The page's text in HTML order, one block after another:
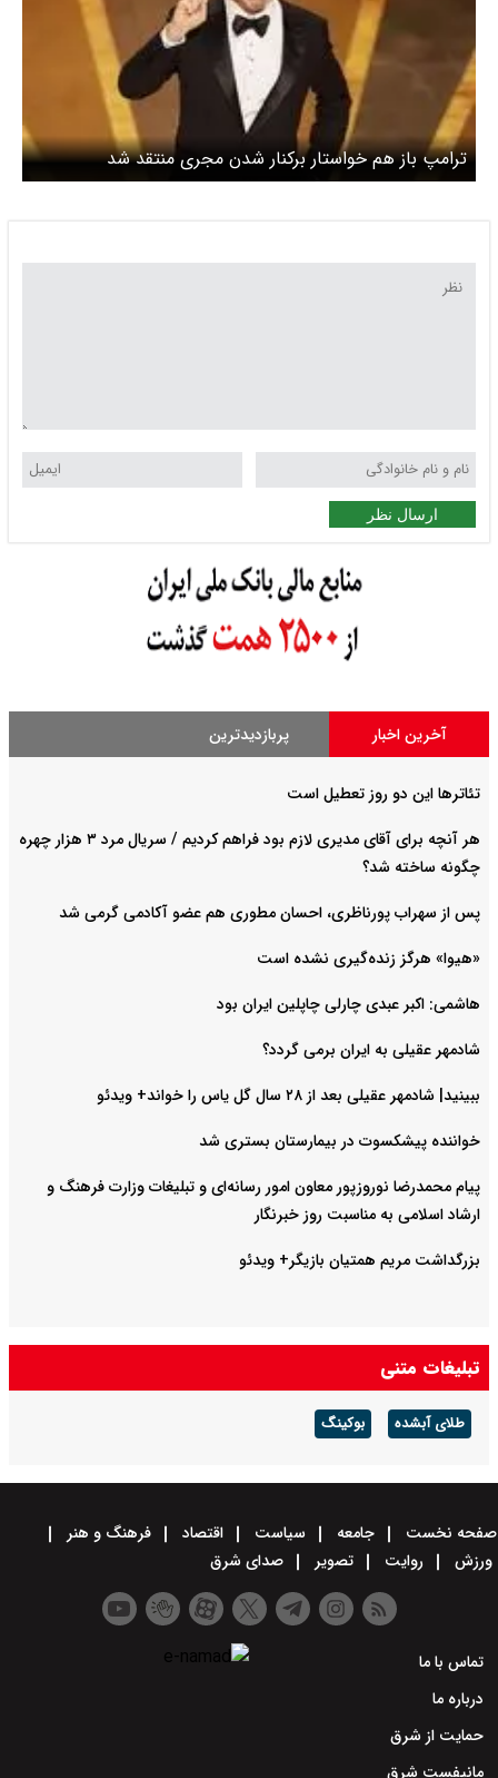
ترامپ باز هم خواستار برکنار شدن مجری منتقد شد
ارسال نظر
آخرین اخبار پربازدیدترین
تئاترها این دو روز تعطیل است
هر آنچه برای آقای مدیری لازم بود فراهم کردیم / سریال مرد ۳ هزار چهره
چگونه ساخته شد؟
پس از سهراب پورناظری، احسان مطوری هم عضو آکادمی گرمی شد
«هیوا» هرگز زنده‌گیری نشده است
هاشمی: اکبر عبدی چارلی چاپلین ایران بود
شادمهر عقیلی به ایران برمی گردد؟
ببینید| شادمهر عقیلی بعد از ۲۸ سال گل یاس را خواند+ ویدئو
خواننده پیشکسوت در بیمارستان بستری شد
پیام محمدرضا نوروزپور معاون امور رسانه‌ای و تبلیغات وزارت فرهنگ و
ارشاد اسلامی به مناسبت روز خبرنگار
بزرگداشت مریم همتیان بازیگر+ ویدئو
تبلیغات متنی
طلای آبشده بوکینگ
صفحه نخست جامعه سیاست اقتصاد
فرهنگ و هنر
ورزش
روایت تصویر صدای شرق
تماس با ما
درباره ما
حمایت از شرق
مانیفست شرق